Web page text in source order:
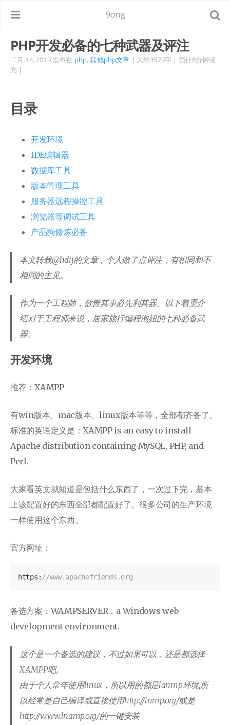
9ong
PHP开发必备的七种武器及评注
二月 14, 2019发布在 php,其他php文章 | 大约3579字 | 预计8分钟读
完 |
目录
开发环境
IDE编辑器
数据库工具
版本管理工具
服务器远程操控工具
浏览器等调试工具
产品狗修炼必备
本文转载@hdij的文章，个人做了点评注，有相同和不
相同的主见。
作为一个工程师，欲善其事必先利其器。以下着重介
绍对于工程师来说，居家旅行编程泡妞的七种必备武
器。
开发环境
推荐：XAMPP
有win版本、mac版本、linux版本等等，全部都齐备了。
标准的英语定义是：XAMPP is an easy to install
Apache distribution containing MySQL, PHP, and
Perl.
大家看英文就知道是包括什么东西了，一次过下完，基本
上该配置好的东西全部都配置好了。很多公司的生产环境
一样使用这个东西。
官方网址：
https: //www.apachefriends.org
备选方案：WAMPSERVER，a Windows web
development environment.
这个是一个备选的建议，不过如果可以，还是都选择
XAMPP吧。
由于个人常年使用linux，所以用的都是lanmp环境,所
以经常是自己编译或直接使用http://lnmp.org/或是
http://www.lnamp.org/的一键安装